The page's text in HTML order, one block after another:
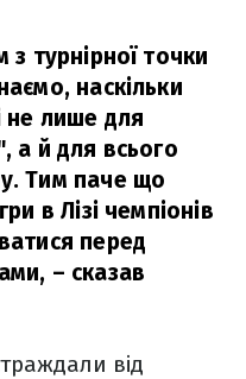
турнірної точки
наскільки
не лише для
а й для всього
Тим паче що
в Лізі чемпіонів
перед
– сказав
від